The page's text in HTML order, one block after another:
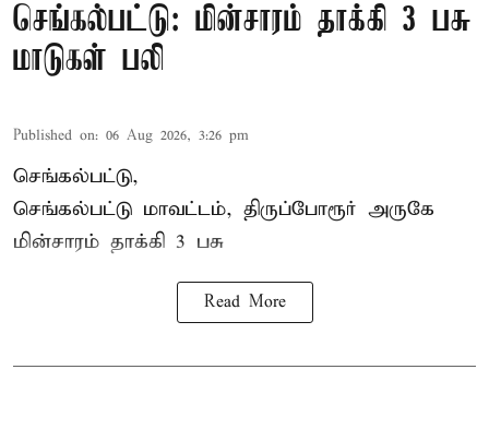
செங்கல்பட்டு: மின்சாரம் தாக்கி 3 பசு
மாடுகள் பலி
Published on: 06 Aug 2026, 3:26 pm
செங்கல்பட்டு,
செங்கல்பட்டு மாவட்டம், திருப்போரூர் அருகே
மின்சாரம் தாக்கி 3 பசு
Read More